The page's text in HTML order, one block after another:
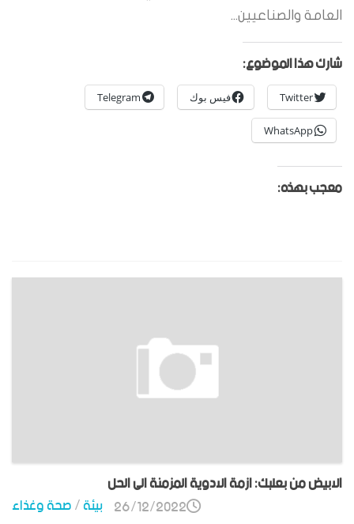
العامة والصناعيين...
شارك هذا الموضوع:
Twitter فيس بوك Telegram
WhatsApp
معجب بهذه:
الابيض من بعلبك: ازمة الادوية المزمنة الى الحل
بيئة/صحة وغذاء 26/12/2022